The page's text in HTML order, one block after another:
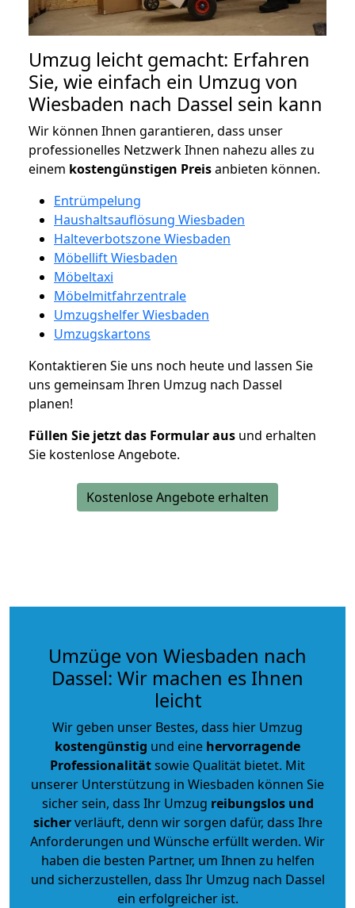
Umzug leicht gemacht: Erfahren
Sie, wie einfach ein Umzug von
Wiesbaden nach Dassel sein kann
Wir können Ihnen garantieren, dass unser
professionelles Netzwerk Ihnen nahezu alles zu
einem kostengünstigen Preisanbieten können.
Entrümpelung
Haushaltsauflösung Wiesbaden
Halteverbotszone Wiesbaden
Möbellift Wiesbaden
Möbeltaxi
Möbelmitfahrzentrale
Umzugshelfer Wiesbaden
Umzugskartons
Kontaktieren Sie uns noch heute und lassen Sie
uns gemeinsam Ihren Umzug nach Dassel
planen!
Füllen Sie jetzt das Formular aus und erhalten
Sie kostenlose Angebote.
Kostenlose Angebote erhalten
Umzüge von Wiesbaden nach
Dassel: Wir machen es Ihnen
leicht
Wir geben unser Bestes, dass hier Umzug
kostengünstig und eine hervorragende
Professionalitätsowie Qualität bietet. Mit
unserer Unterstützung in Wiesbaden können Sie
sicher sein, dass Ihr Umzug reibungslos und
sicherverläuft, denn wir sorgen dafür, dass Ihre
Anforderungen und Wünsche erfüllt werden. Wir
haben die besten Partner, um Ihnen zu helfen
und sicherzustellen, dass Ihr Umzug nach Dassel
ein erfolgreicher ist.